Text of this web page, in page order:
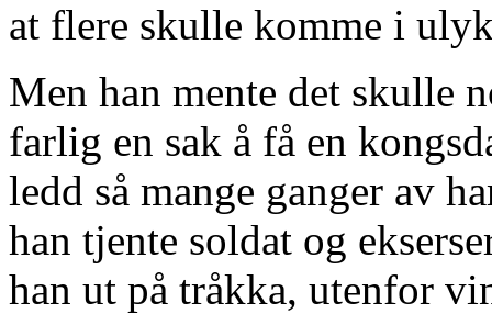
at flere skulle komme i
Men han mente det skulle
farlig en sak å få en
ledd så mange ganger av
han tjente soldat og
han ut på tråkka, utenfor